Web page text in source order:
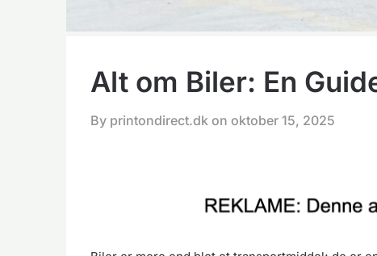
Alt om Biler: En
By printondirect.dk on oktober 15, 2025